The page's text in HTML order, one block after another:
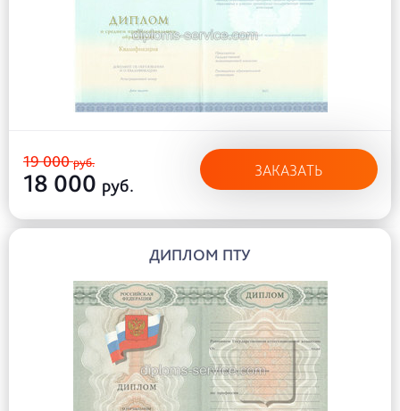
19 000руб.
18 000 руб.
ЗАКАЗАТЬ
ДИПЛОМ ПТУ